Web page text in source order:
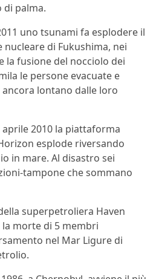
di palma.
uno tsunami fa esplodere il
di Fukushima, nei
la fusione del nocciolo dei
le persone evacuate e
lontano dalle loro
aprile 2010 la piattaforma
esplode riversando
in mare. Al disastro sei
tampone che sommano
superpetroliera Haven
la morte di 5 membri
nel Mar Ligure di